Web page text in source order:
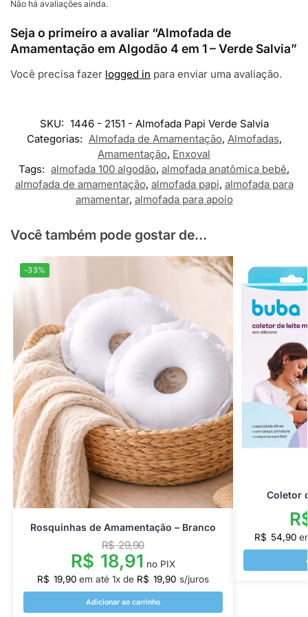
Não há avaliações ainda.
Seja o primeiro a avaliar “Almofada de
Amamentação em Algodão 4 em 1 – Verde Salvia”
Você precisa fazer logged in para enviar uma avaliação.
SKU: 1446 - 2151 - Almofada Papi Verde Salvia
Categorias: Almofada de Amamentação, Almofadas,
Amamentação, Enxoval
Tags: almofada 100 algodão, almofada anatômica bebê,
almofada de amamentação, almofada papi, almofada para
amamentar, almofada para apoio
Você também pode gostar de...
-33%
Rosquinhas de Amamentação – Branco
R$29,90
R$ 18,91 no PIX
R$ 19,90 em até 1x de R$ 19,90 s/juros
Adicionar ao carrinho
Coletor
R$ 54,90